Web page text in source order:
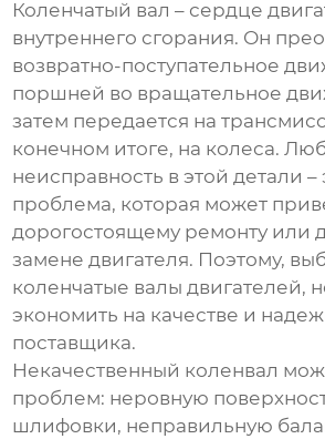
Коленчатый вал – сердце
внутреннего сгорания. Он
возвратно-поступательное
поршней во вращательное
затем передается на
конечном итоге, на колеса.
неисправность в этой детали –
проблема, которая может
дорогостоящему ремонту или
замене двигателя. Поэтому,
коленчатые валы двигателей,
экономить на качестве и
поставщика.
Некачественный коленвал
проблем: неровную
шлифовки, неправильную